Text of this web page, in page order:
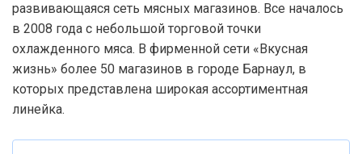
развивающаяся сеть мясных магазинов. Все началось
в 2008 года с небольшой торговой точки
охлажденного мяса. В фирменной сети «Вкусная
жизнь» более 50 магазинов в городе Барнаул, в
которых представлена широкая ассортиментная
линейка.